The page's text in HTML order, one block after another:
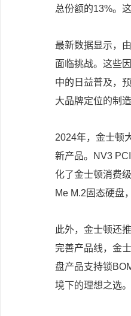
总份额的13%。
最新数据显示，
面临挑战。这些
中的日益普及，
大品牌定位的制
2024年，金士顿
新产品。NV3
化了金士顿消费
Me M.2固态硬盘
此外，金士顿还
完善产品线，金
盘产品支持锁
境下的理想之选。